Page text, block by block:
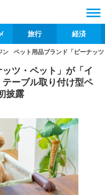
旅行 経済
ン ペット用品ブランド「ピーナッ
ツ・ペット」が「イ
ーブル取り付け型ペ
披露